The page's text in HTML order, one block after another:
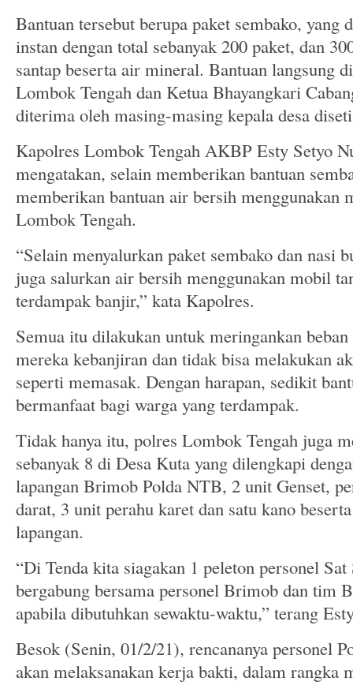
Bantuan tersebut berupa paket sembako, yang
instan dengan total sebanyak 200 paket, dan
santap beserta air mineral. Bantuan langsung
Lombok Tengah dan Ketua Bhayangkari
diterima oleh masing-masing kepala desa
Kapolres Lombok Tengah AKBP Esty Setyo
mengatakan, selain memberikan bantuan
memberikan bantuan air bersih
Lombok Tengah.
“Selain menyalurkan paket sembako dan nasi
juga salurkan air bersih menggunakan mobil
terdampak banjir,” kata Kapolres.
Semua itu dilakukan untuk meringankan
mereka kebanjiran dan tidak bisa melakukan
seperti memasak. Dengan harapan, sedikit
bermanfaat bagi warga yang terdampak.
Tidak hanya itu, polres Lombok Tengah juga
sebanyak 8 di Desa Kuta yang dilengkapi
lapangan Brimob Polda NTB, 2 unit Genset,
darat, 3 unit perahu karet dan satu kano
lapangan.
“Di Tenda kita siagakan 1 peleton personel Sat
bergabung bersama personel Brimob dan tim
apabila dibutuhkan sewaktu-waktu,” terang
Besok (Senin, 01/2/21), rencananya personel
akan melaksanakan kerja bakti, dalam rangka